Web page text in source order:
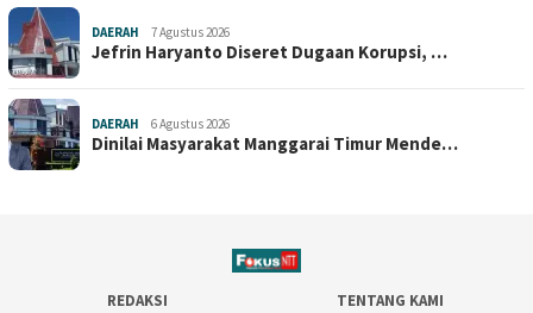
DAERAH 7 Agustus 2026
Jefrin Haryanto Diseret Dugaan Korupsi, …
DAERAH 6 Agustus 2026
Dinilai Masyarakat Manggarai Timur Mende…
REDAKSI
TENTANG KAMI